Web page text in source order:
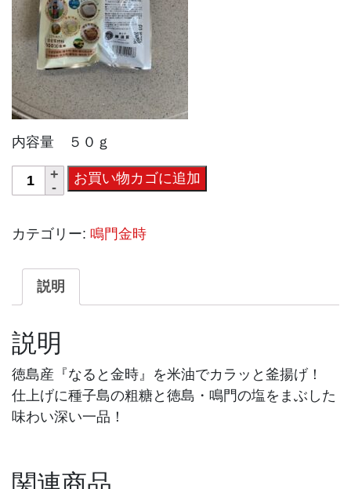
内容量 ５０ｇ
島
な
金
チ
ッ
プ
ス
ト
お買い物カゴに追加
カテゴリー: 鳴門金時
説明
説明
徳島産『なると金時』を米油でカラッと釜揚げ！
仕上げに種子島の粗糖と徳島・鳴門の塩をまぶした
味わい深い一品！